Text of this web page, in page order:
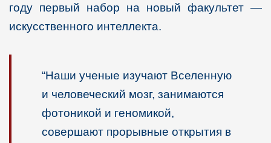
году первый набор на новый факультет —
искусственного интеллекта.
“Наши ученые изучают Вселенную
и человеческий мозг, занимаются
фотоникой и геномикой,
совершают прорывные открытия в